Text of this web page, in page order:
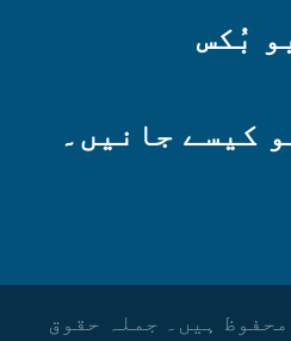
بُکس
کیسے جانیں۔